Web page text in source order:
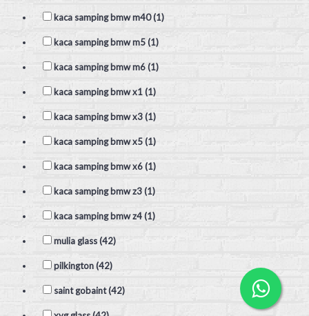
kaca samping bmw m40 (1)
kaca samping bmw m5 (1)
kaca samping bmw m6 (1)
kaca samping bmw x1 (1)
kaca samping bmw x3 (1)
kaca samping bmw x5 (1)
kaca samping bmw x6 (1)
kaca samping bmw z3 (1)
kaca samping bmw z4 (1)
mulia glass (42)
pilkington (42)
saint gobaint (42)